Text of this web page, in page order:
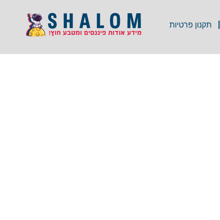
תקנון פרטיות